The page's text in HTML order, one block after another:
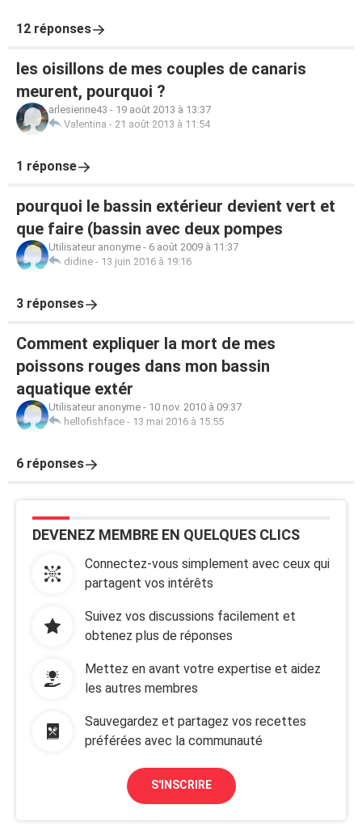
12 réponses
les oisillons de mes couples de canaris
meurent, pourquoi ?
arlesienne43 - 19 août 2013 à 13:37
Valentina - 21 août 2013 à 11:54
1 réponse
pourquoi le bassin extérieur devient vert et
que faire (bassin avec deux pompes
Utilisateur anonyme - 6 août 2009 à 11:37
didine - 13 juin 2016 à 19:16
3 réponses
Comment expliquer la mort de mes
poissons rouges dans mon bassin
aquatique extér
Utilisateur anonyme - 10 nov. 2010 à 09:37
hellofishface - 13 mai 2016 à 15:55
6 réponses
DEVENEZ MEMBRE EN QUELQUES CLICS
Connectez-vous simplement avec ceux qui
partagent vos intérêts
Suivez vos discussions facilement et
obtenez plus de réponses
Mettez en avant votre expertise et aidez
les autres membres
Sauvegardez et partagez vos recettes
préférées avec la communauté
S'INSCRIRE